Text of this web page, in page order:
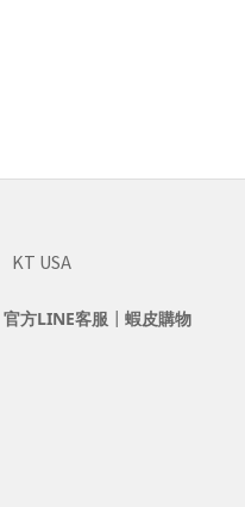
KT USA
官方LINE客服 ┃ 蝦皮購物